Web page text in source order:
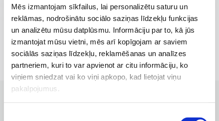
Mēs izmantojam sīkfailus, lai personalizētu saturu un
reklāmas, nodrošinātu sociālo saziņas līdzekļu funkcijas
un analizētu mūsu datplūsmu. Informāciju par to, kā jūs
izmantojat mūsu vietni, mēs arī kopīgojam ar saviem
sociālās saziņas līdzekļu, reklamēšanas un analīzes
partneriem, kuri to var apvienot ar citu informāciju, ko
viņiem sniedzat vai ko viņi apkopo, kad lietojat viņu
pakalpojumus.
КЛИНИКИ С ЛУЧШИМИ УСЛУГАМИ